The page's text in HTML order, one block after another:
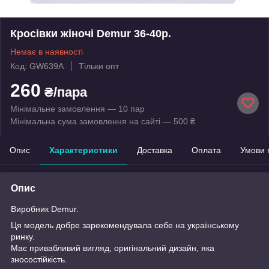
Кросівки жіночі Demur 36-40р.
Немає в наявності
Код: GW639A
Тільки опт
260 ₴/пара
Мінімальне замовлення — 10 пар
Мінімальна сума замовлення на сайті — 500 ₴
Опис Характеристики Доставка Оплата Умови
Опис
Виробник Demur.
Ця модель добре зарекомендувала себе на українському
ринку.
Має привабливий вигляд, оригінальний дизайн, яка
зносостійкість.